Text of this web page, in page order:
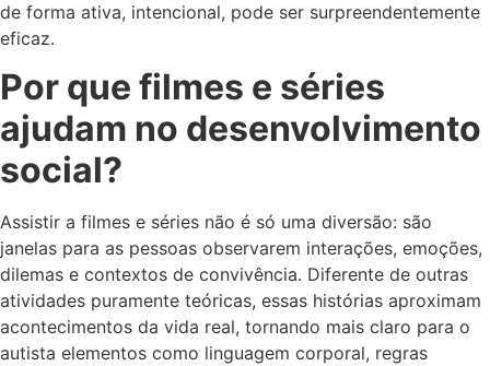
de forma ativa, intencional, pode ser surpreendentemente
eficaz.
Por que filmes e séries
ajudam no desenvolvimento
social?
Assistir a filmes e séries não é só uma diversão: são
janelas para as pessoas observarem interações, emoções,
dilemas e contextos de convivência. Diferente de outras
atividades puramente teóricas, essas histórias aproximam
acontecimentos da vida real, tornando mais claro para o
autista elementos como linguagem corporal, regras